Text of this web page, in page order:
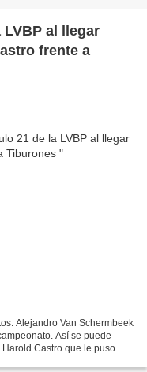
al llegar
frente a
Alejandro Van Schermbeek
Así se puede
Castro que le puso